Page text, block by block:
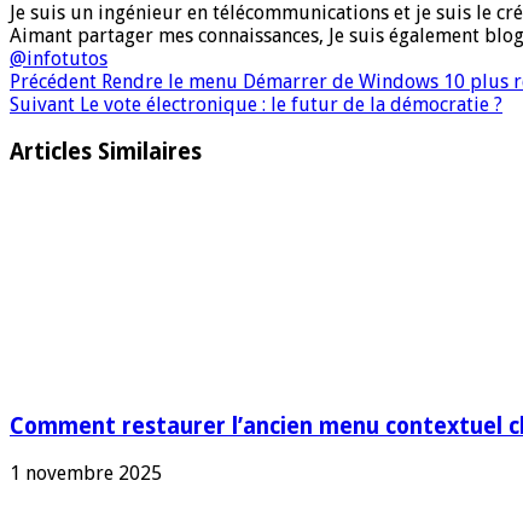
Je suis un ingénieur en télécommunications et je suis le
Aimant partager mes connaissances, Je suis également
@infotutos
Précédent Rendre le menu Démarrer de Windows 10 plus
Suivant Le vote électronique : le futur de la démocratie ?
Articles Similaires
Comment restaurer l’ancien menu contextuel
1 novembre 2025